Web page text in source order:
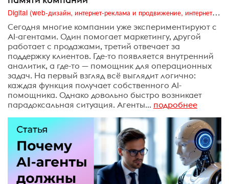
Digital (web-дизайн, интернет-реклама и продвижение, интернет-сообщества и блоги, интернет-коммуникации, мобильный маркетинг, реклама на цифровых экранах)
Сегодня многие компании уже экспериментируют с
AI-агентами. Один помогает маркетингу, другой
работает с продажами, третий отвечает за
поддержку клиентов. Где-то появляется внутренний
аналитик, а где-то — помощник для операционных
задач. На первый взгляд всё выглядит логично:
каждая функция получает собственного AI-
помощника. Однако довольно быстро возникает
парадоксальная ситуация. Агенты... подробнее